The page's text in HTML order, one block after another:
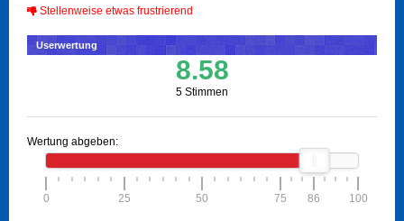
Stellenweise etwas frustrierend
Userwertung
8.58
5 Stimmen
Wertung abgeben:
0 25 50 75 86 100